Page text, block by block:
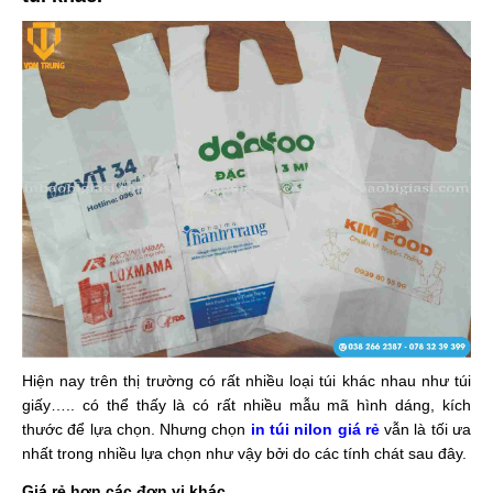
Hiện nay trên thị trường có rất nhiều loại túi khác nhau như túi
giấy….. có thể thấy là có rất nhiều mẫu mã hình dáng, kích
thước để lựa chọn. Nhưng chọn in túi nilon giá rẻvẫn là tối ưa
nhất trong nhiều lựa chọn như vậy bởi do các tính chát sau đây.